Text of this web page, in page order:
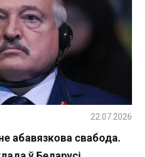
абавязкова свабода.
22.07.2026